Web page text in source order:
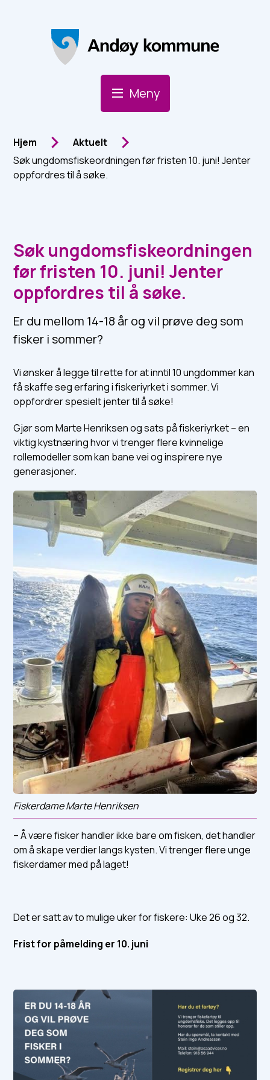
Andøy Kommune
Meny
Du er her:
Hjem
Aktuelt
Søk ungdomsfiskeordningen før fristen 10. juni! Jenter
oppfordres til å søke.
Søk ungdomsfiskeordningen
før fristen 10. juni! Jenter
oppfordres til å søke.
Er du mellom 14-18 år og vil prøve deg som
fisker i sommer?
Vi ønsker å legge til rette for at inntil 10 ungdommer kan
få skaffe seg erfaring i fiskeriyrket i sommer. Vi
oppfordrer spesielt jenter til å søke!
Gjør som Marte Henriksen og sats på fiskeriyrket – en
viktig kystnæring hvor vi trenger flere kvinnelige
rollemodeller som kan bane vei og inspirere nye
generasjoner.
Fiskerdame Marte Henriksen
– Å være fisker handler ikke bare om fisken, det handler
om å skape verdier langs kysten. Vi trenger flere unge
fiskerdamer med på laget!
Det er satt av to mulige uker for fiskere: Uke 26 og 32.
Frist for påmelding er 10. juni